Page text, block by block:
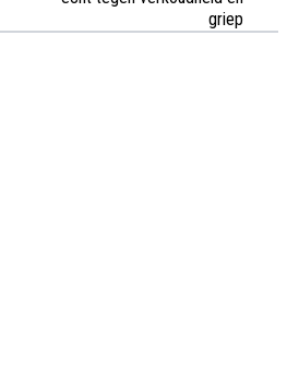
griep